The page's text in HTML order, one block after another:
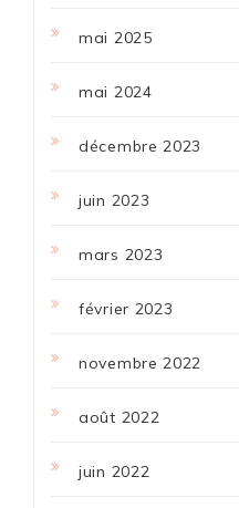
mai 2025
mai 2024
décembre 2023
juin 2023
mars 2023
février 2023
novembre 2022
août 2022
juin 2022